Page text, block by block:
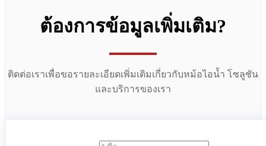
ต้องการข้อมูลเพิ่มเติม?
ติดต่อเราเพื่อขอรายละเอียดเพิ่มเติมเกี่ยวกับหม้อไอน้ำ โซลูชัน
และบริการของเรา